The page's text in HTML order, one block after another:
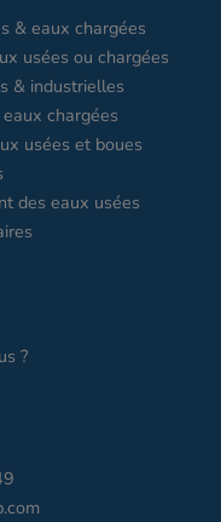
& eaux chargées
usées ou chargées
& industrielles
chargées
usées et boues
des eaux usées
?